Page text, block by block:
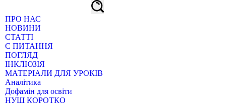
ПРО НАС
НОВИНИ
СТАТТІ
Є ПИТАННЯ
ПОГЛЯД
ІНКЛЮЗІЯ
МАТЕРІАЛИ ДЛЯ УРОКІВ
Аналітика
Дофамін для освіти
НУШ КОРОТКО